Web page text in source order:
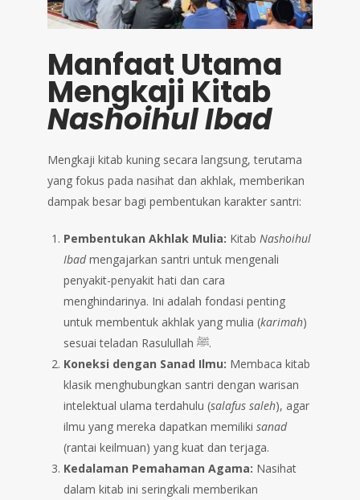
Manfaat Utama
Mengkaji Kitab
Nashoihul Ibad
Mengkaji kitab kuning secara langsung, terutama
yang fokus pada nasihat dan akhlak, memberikan
dampak besar bagi pembentukan karakter santri:
Pembentukan Akhlak Mulia: Kitab Nashoihul
Ibadmengajarkan santri untuk mengenali
penyakit-penyakit hati dan cara
menghindarinya. Ini adalah fondasi penting
untuk membentuk akhlak yang mulia (karimah)
sesuai teladan Rasulullah ﷺ.
Koneksi dengan Sanad Ilmu: Membaca kitab
klasik menghubungkan santri dengan warisan
intelektual ulama terdahulu (salafus saleh), agar
ilmu yang mereka dapatkan memiliki sanad
(rantai keilmuan) yang kuat dan terjaga.
Kedalaman Pemahaman Agama: Nasihat
dalam kitab ini seringkali memberikan